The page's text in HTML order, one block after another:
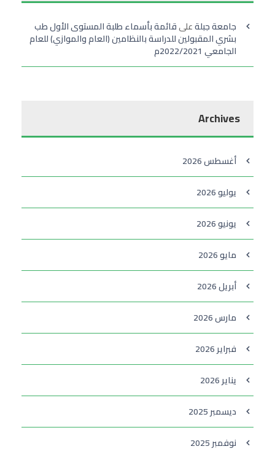
جامعة جبلةعلىقائمة بأسماء طلبة المستوى الأول طب
بشري المقبولين للدراسة بالنظامين (العام والموازي) للعام
الجامعي 2022/2021م
Archives
أغسطس 2026
يوليو 2026
يونيو 2026
مايو 2026
أبريل 2026
مارس 2026
فبراير 2026
يناير 2026
ديسمبر 2025
نوفمبر 2025